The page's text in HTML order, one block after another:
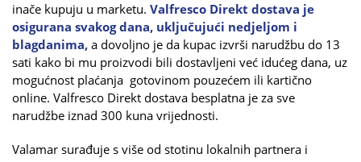
inače kupuju u marketu. Valfresco Direkt dostava je
osigurana svakog dana, uključujući nedjeljom i
blagdanima, a dovoljno je da kupac izvrši narudžbu do 13
sati kako bi mu proizvodi bili dostavljeni već idućeg dana, uz
mogućnost plaćanja gotovinom pouzećem ili kartično
online. Valfresco Direkt dostava besplatna je za sve
narudžbe iznad 300 kuna vrijednosti.
Valamar surađuje s više od stotinu lokalnih partnera i